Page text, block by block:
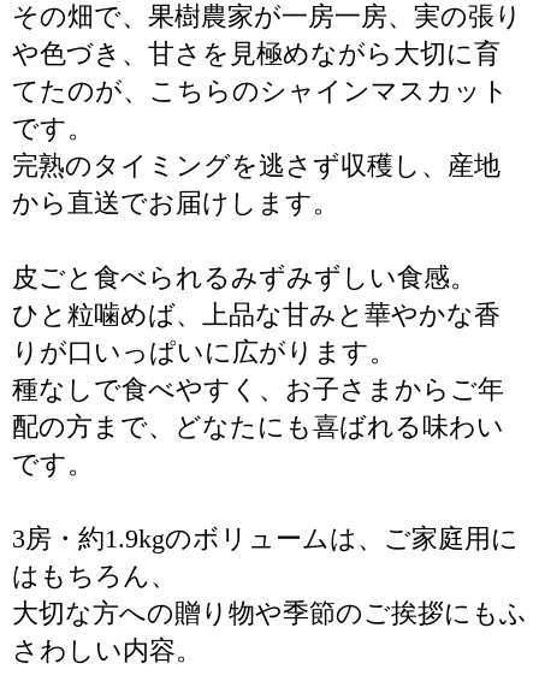
その畑で、果樹農家が一房一房、実の張り
や色づき、甘さを見極めながら大切に育
てたのが、こちらのシャインマスカット
です。
完熟のタイミングを逃さず収穫し、産地
から直送でお届けします。
皮ごと食べられるみずみずしい食感。
ひと粒噛めば、上品な甘みと華やかな香
りが口いっぱいに広がります。
種なしで食べやすく、お子さまからご年
配の方まで、どなたにも喜ばれる味わい
です。
3房・約1.9kgのボリュームは、ご家庭用に
はもちろん、
大切な方への贈り物や季節のご挨拶にもふ
さわしい内容。